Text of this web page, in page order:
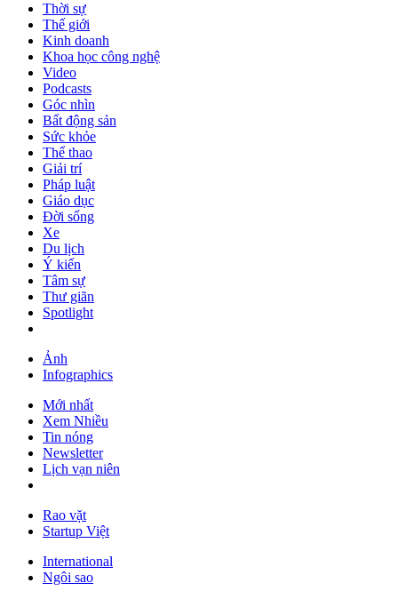
Thời sự
Thế giới
Kinh doanh
Khoa học công nghệ
Video
Podcasts
Góc nhìn
Bất động sản
Sức khỏe
Thể thao
Giải trí
Pháp luật
Giáo dục
Đời sống
Xe
Du lịch
Ý kiến
Tâm sự
Thư giãn
Spotlight
Ảnh
Infographics
Mới nhất
Xem Nhiều
Tin nóng
Newsletter
Lịch vạn niên
Rao vặt
Startup Việt
International
Ngôi sao